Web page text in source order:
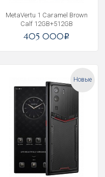
MetaVertu 1 Caramel Brown
Calf 12GB+512GB
405 000i
Новые